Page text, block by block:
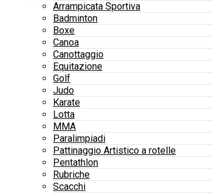
Arrampicata Sportiva
Badminton
Boxe
Canoa
Canottaggio
Equitazione
Golf
Judo
Karate
Lotta
MMA
Paralimpiadi
Pattinaggio Artistico a rotelle
Pentathlon
Rubriche
Scacchi